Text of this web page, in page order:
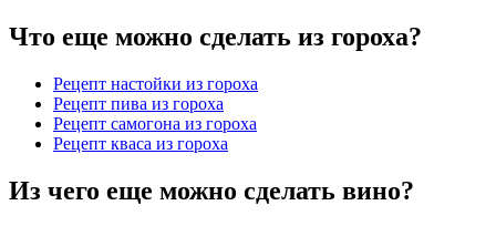
Что еще можно сделать из гороха?
Рецепт настойки из гороха
Рецепт пива из гороха
Рецепт самогона из гороха
Рецепт кваса из гороха
Из чего еще можно сделать вино?